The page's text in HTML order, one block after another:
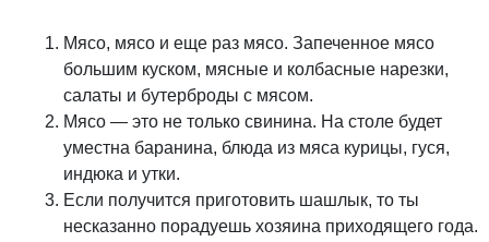
Мясо, мясо и еще раз мясо. Запеченное мясо
большим куском, мясные и колбасные нарезки,
салаты и бутерброды с мясом.
Мясо — это не только свинина. На столе будет
уместна баранина, блюда из мяса курицы, гуся,
индюка и утки.
Если получится приготовить шашлык, то ты
несказанно порадуешь хозяина приходящего года.